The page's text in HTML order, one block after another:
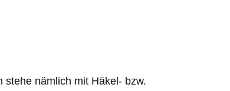
nämlich mit Häkel- bzw.